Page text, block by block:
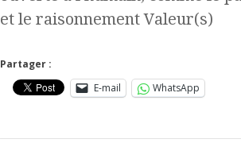
et le raisonnement Valeur(s)
Partager :
E-mail
WhatsApp